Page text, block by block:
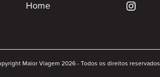
Home
Maior Viagem 2026 - Todos os direitos reservados